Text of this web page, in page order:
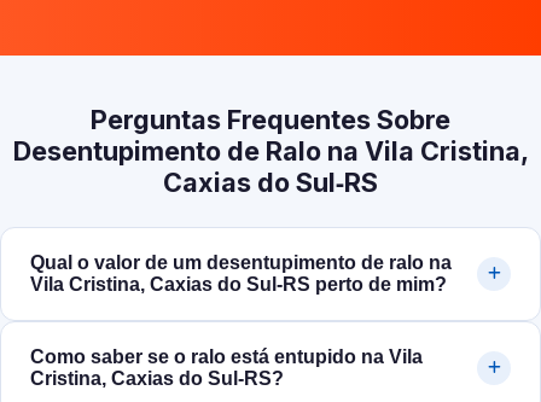
Perguntas Frequentes Sobre
Desentupimento de Ralo na Vila Cristina,
Caxias do Sul‑RS
Qual o valor de um desentupimento de ralo na
Vila Cristina, Caxias do Sul‑RS perto de mim?
Como saber se o ralo está entupido na Vila
Cristina, Caxias do Sul‑RS?